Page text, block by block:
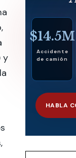
y
$14.5M
Accidente
de camión
HABLA